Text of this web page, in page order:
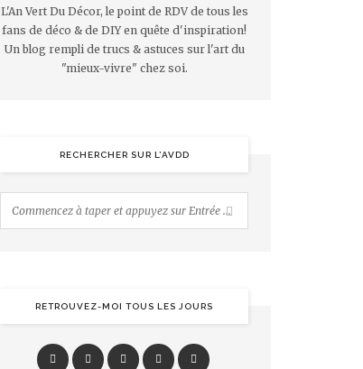
L'An Vert Du Décor, le point de RDV de tous les
fans de déco & de DIY en quête d'inspiration!
Un blog rempli de trucs & astuces sur l'art du
"mieux-vivre" chez soi.
RECHERCHER SUR L’AVDD
RETROUVEZ-MOI TOUS LES JOURS